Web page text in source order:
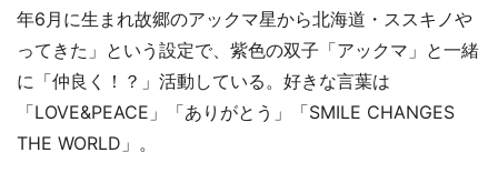
年6月に生まれ故郷のアックマ星から北海道・ススキノや
ってきた」という設定で、紫色の双子「アックマ」と一緒
に「仲良く！？」活動している。好きな言葉は
「LOVE&PEACE」「ありがとう」「SMILE CHANGES
THE WORLD」。